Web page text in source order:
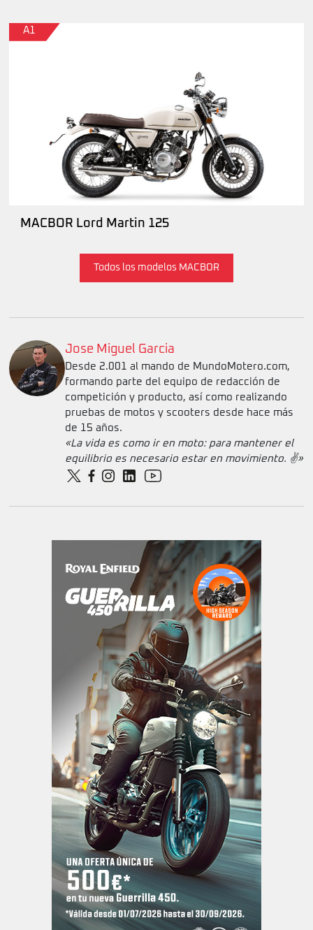
A1
MACBOR Lord Martin 125
Todos los modelos MACBOR
Jose Miguel Garcia
Desde 2.001 al mando de MundoMotero.com,
formando parte del equipo de redacción de
competición y producto, así como realizando
pruebas de motos y scooters desde hace más
de 15 años.
«La vida es como ir en moto: para mantener el
equilibrio es necesario estar en movimiento. ✌️»